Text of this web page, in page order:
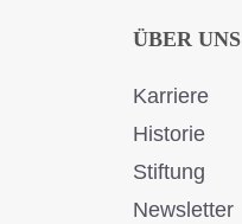
ÜBER UNS
Karriere
Historie
Stiftung
Newsletter